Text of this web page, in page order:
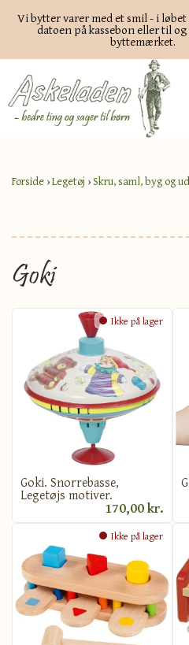
Vi bytter varer med et smil - i
datoen på kassebon eller til
byttemærket.
Forside ›Legetøj ›Skru, saml, byg og
Goki
Ikke på lager
Goki. Snorrebasse,
Legetøjs motiver.
170,00 kr.
Ikke på lager